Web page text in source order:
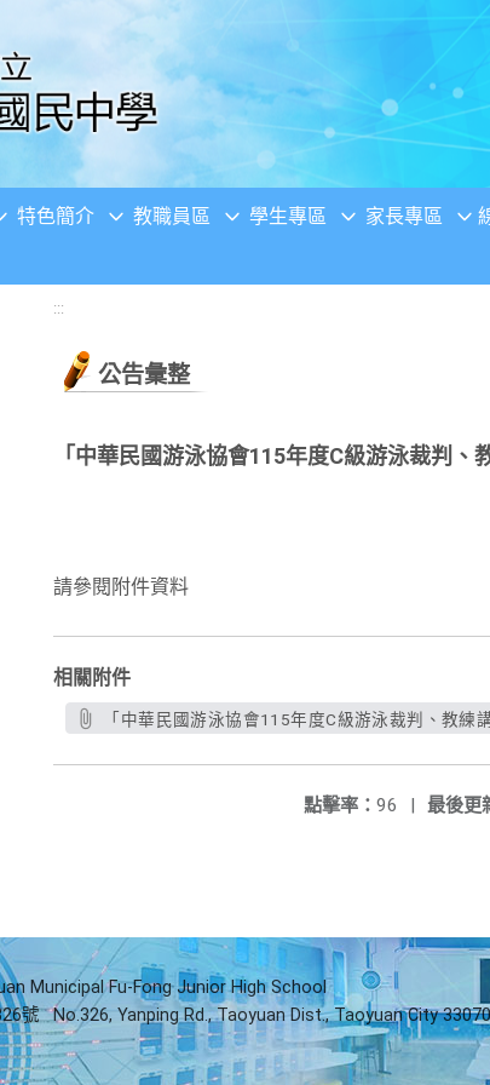
特色簡介 教職員區 學生專區 家長專區
:::
公告彙整
「中華民國游泳協會115年度C級游泳裁判
請參閱附件資料
相關附件
「中華民國游泳協會115年度C級游泳裁判、教練
最後更
點擊率： 96 |
Municipal Fu-Fong Junior High School
號
No.326, Yanping Rd., Taoyuan Dist., Taoyuan City